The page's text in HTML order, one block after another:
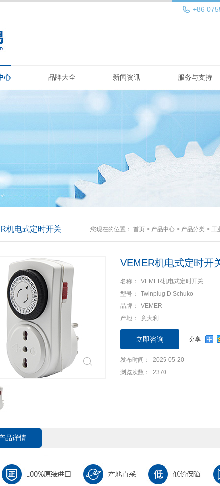
+86
心 品牌大全 新闻资讯 服务与支持
机电式定时开关 您现在的位置： 首页 > 产品中心 > 产品分类 > 工
VEMER机电式定时开
名称： VEMER机电式定时开关
型号： Twinplug-D Schuko
品牌： VEMER
产地： 意大利
立即咨询 分享:
发布时间： 2025-05-20
浏览次数： 2370
品详情